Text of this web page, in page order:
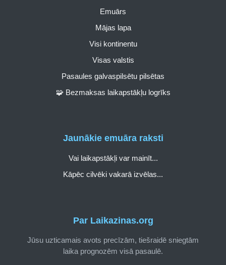
Par Laikazinas.org
Jūsu uzticamais avots precīzām, tiešraidē sniegtām
laika prognozēm visā pasaulē.
Emuārs
Mājas lapa
Visi kontinentu
Visas valstis
Pasaules galvaspilsētu pilsētas
🧩 Bezmaksas laikapstākļu logrīks
Jaunākie emuāra raksti
Vai laikapstākļi var mainīt...
Kāpēc cilvēki vakarā izvēlas...